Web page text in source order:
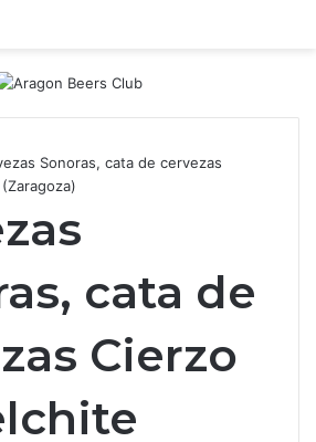
Sonoras, cata de cervezas
cata de
Cierzo